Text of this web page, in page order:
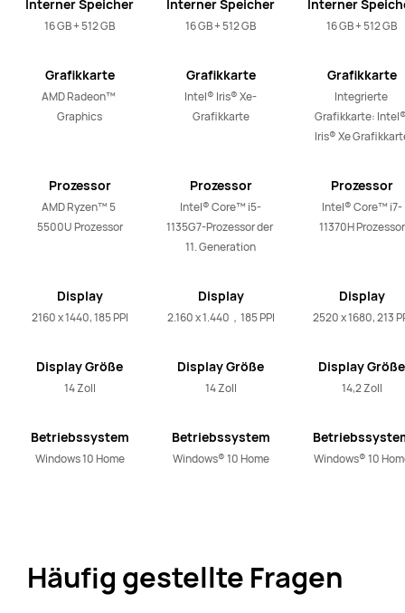
Interner Speicher
16 GB + 512 GB
Grafikkarte
AMD Radeon™
Graphics
Prozessor
AMD Ryzen™ 5
5500U Prozessor
Display
Auflösung
2160 x 1440, 185 PPI
Display Größe
14 Zoll
Betriebssystem
Windows 10 Home
Interner Speicher
16 GB + 512 GB
Grafikkarte
Intel® Iris® Xe-
Grafikkarte
Prozessor
Intel® Core™ i5-
1135G7-Prozessor der
11. Generation
Display
Auflösung
2.160 x 1.440，185 PPI
Display Größe
14 Zoll
Betriebssystem
Windows® 10 Home
Interner
16 GB + 512 GB
Grafikkarte
Integrierte
Grafikkarte:
Iris® Xe
Prozessor
Intel® Core™ i7-
11370H Prozessor
Display
Auflösung
2520 x 1680, 213
Display Größe
14,2 Zoll
Windows® 10
Häufig gestellte Fragen